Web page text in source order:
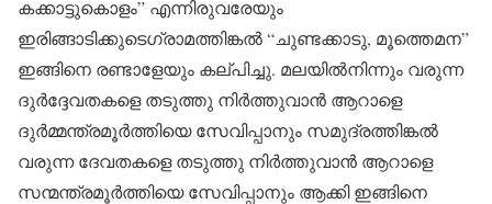
കക്കാട്ടുകൊളം” എന്നിരുവരേയും
ഇരിങ്ങാടിക്കുടെഗ്രാമത്തിങ്കൽ “ചുണ്ടക്കാടു, മൂത്തെമന”
ഇങ്ങിനെ രണ്ടാളേയും കല്പിച്ചു. മലയിൽനിന്നും വരുന്ന
ദുർദ്ദേവതകളെ തടുത്തു നിർത്തുവാൻ ആറാളെ
ദുർമ്മന്ത്രമൂർത്തിയെ സേവിപ്പാനും സമുദ്രത്തിങ്കൽ
വരുന്ന ദേവതകളെ തടുത്തു നിർത്തുവാൻ ആറാളെ
സന്മന്ത്രമൂർത്തിയെ സേവിപ്പാനും ആക്കി ഇങ്ങിനെ